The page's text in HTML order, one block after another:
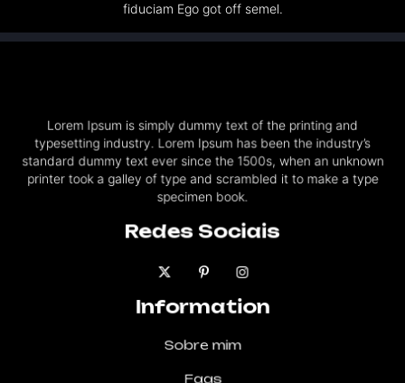
fiduciam Ego got off semel.
Lorem Ipsum is simply dummy text of the printing and
typesetting industry. Lorem Ipsum has been the industry’s
standard dummy text ever since the 1500s, when an unknown
printer took a galley of type and scrambled it to make a type
specimen book.
Redes Sociais
Information
Sobre mim
Faqs